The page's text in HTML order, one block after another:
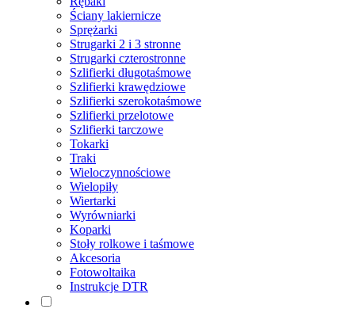
Ściany lakiernicze
Sprężarki
Strugarki 2 i 3 stronne
Strugarki czterostronne
Szlifierki długotaśmowe
Szlifierki krawędziowe
Szlifierki szerokotaśmowe
Szlifierki przelotowe
Szlifierki tarczowe
Tokarki
Traki
Wieloczynnościowe
Wielopiły
Wiertarki
Wyrówniarki
Koparki
Stoły rolkowe i taśmowe
Akcesoria
Fotowoltaika
Instrukcje DTR